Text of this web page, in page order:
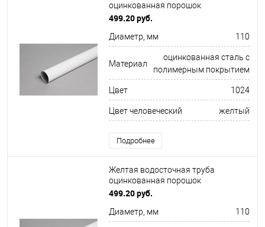
оцинкованная порошок
ф110х1250мм RAL 1024
499.20 руб.
Диаметр, мм 110
Материал
оцинкованная сталь с
полимерным покрытием
Цвет 1024
Цвет человеческий желтый
Подробнее
Желтая водосточная труба
оцинкованная порошок
ф110х1250мм RAL 1035
499.20 руб.
Диаметр, мм 110